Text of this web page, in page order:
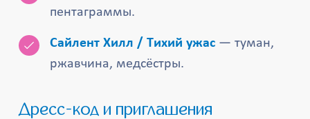
пентаграммы.
Сайлент Хилл / Тихий ужас — туман,
ржавчина, медсёстры.
Дресс-код и приглашения